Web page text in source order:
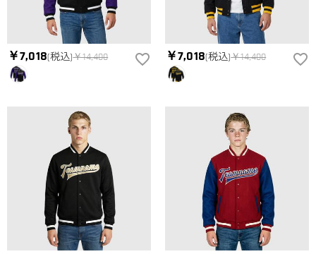
￥7,018(税込)￥14,400 ￥7,018(税込)￥14,400